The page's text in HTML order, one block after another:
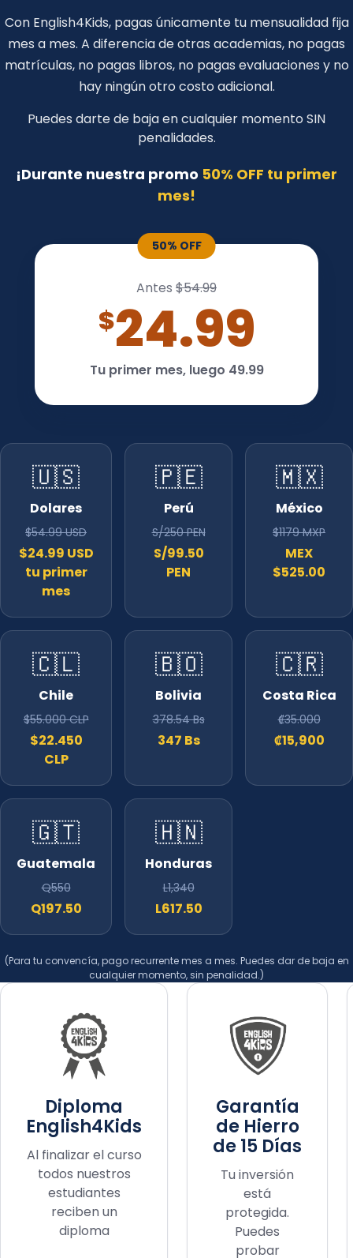
Con English4Kids, pagas únicamente tu mensualidad fija
mes a mes. A diferencia de otras academias, no pagas
matrículas, no pagas libros, no pagas evaluaciones y no
hay ningún otro costo adicional.
Puedes darte de baja en cualquier momento SIN
penalidades.
¡Durante nuestra promo 50% OFF tu primer
mes!
50% OFF
Antes $54.99
$24.99
Tu primer mes, luego 49.99
🇺🇸
Dolares
$54.99 USD
$24.99 USD
tu primer
mes
🇵🇪
Perú
S/250 PEN
S/99.50
PEN
🇲🇽
México
$1179 MXP
MEX
$525.00
🇨🇱
Chile
$55.000 CLP
$22.450
CLP
🇧🇴
Bolivia
378.54 Bs
347 Bs
🇨🇷
Costa Rica
₡35.000
₡15,900
🇬🇹
Guatemala
Q550
Q197.50
🇭🇳
Honduras
L1,340
L617.50
(Para tu convencía, pago recurrente mes a mes. Puedes dar de baja en
cualquier momento, sin penalidad.)
Diploma
English4Kids
Al finalizar el curso
todos nuestros
estudiantes
reciben un
diploma
Garantía
de Hierro
de 15 Días
Tu inversión
está
protegida.
Puedes
probar